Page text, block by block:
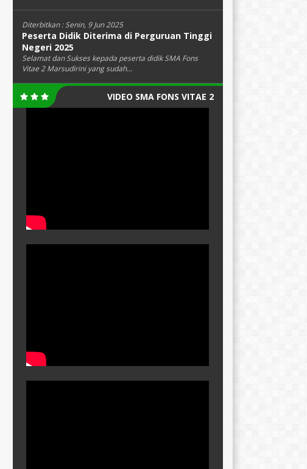
Diterbitkan :Senin, 9 Jun 2025
Peserta Didik Diterima di Perguruan Tinggi
Negeri 2025
Selamat dan Sukses kepada peserta didik SMA Fons
Vitae 2 Marsudirini yang sudah...
VIDEO SMA FONS VITAE 2